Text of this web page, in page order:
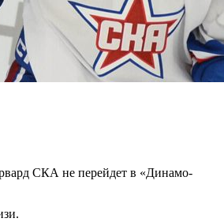
СКА не перейдет в «Динамо-